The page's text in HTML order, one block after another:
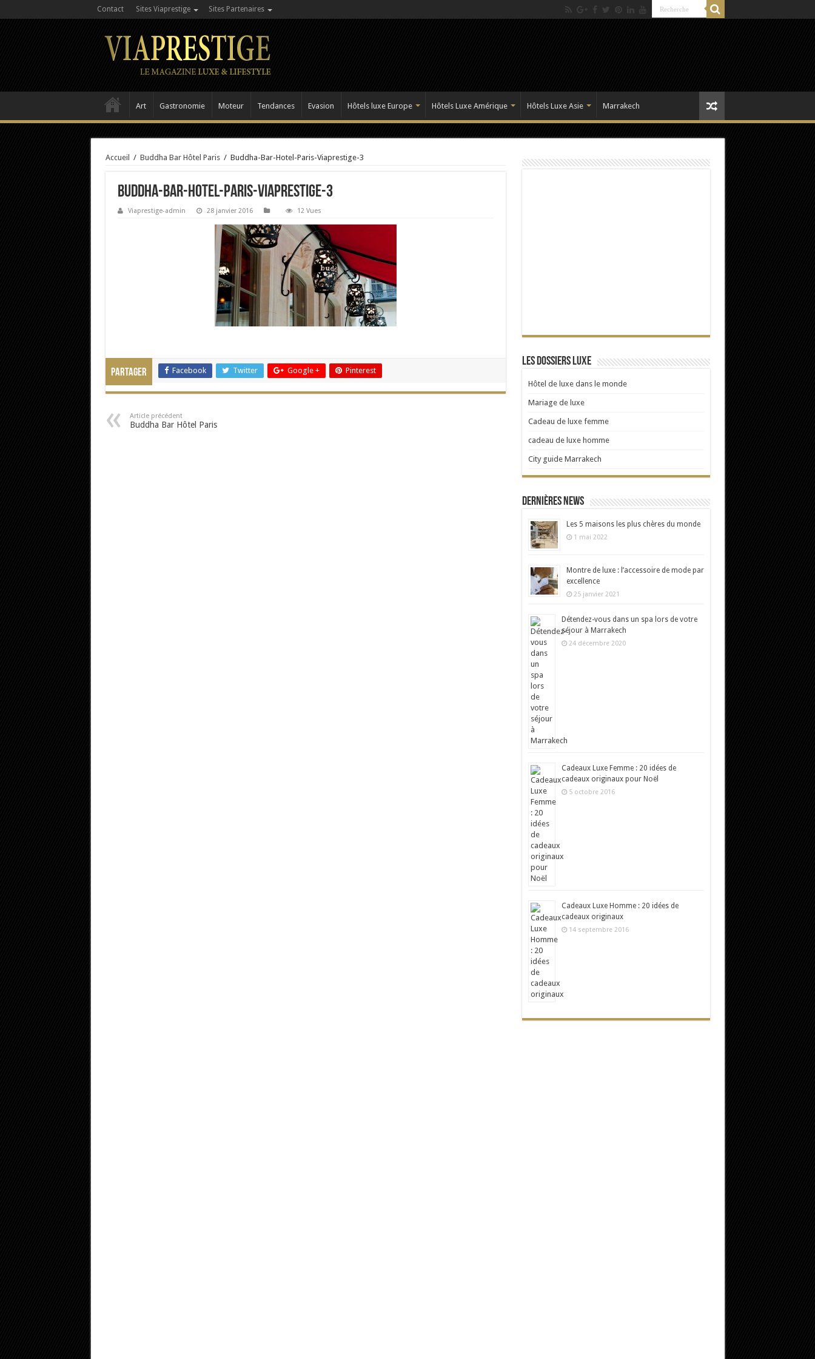
Contact Sites Viaprestige Sites Partenaires
Art Gastronomie Moteur Tendances Evasion Hôtels luxe Europe Hôtels Luxe Amérique Hôtels Luxe Asie Marrakech
Accueil / Buddha Bar Hôtel Paris / Buddha-Bar-Hotel-Paris-Viaprestige-3
Buddha-Bar-Hotel-Paris-Viaprestige-3
Viaprestige-admin 28 janvier 2016 12 Vues
Partager Facebook Twitter Google + Pinterest
Article précédent
Buddha Bar Hôtel Paris
Les dossiers Luxe
Hôtel de luxe dans le monde
Mariage de luxe
Cadeau de luxe femme
cadeau de luxe homme
City guide Marrakech
Dernières news
Les 5 maisons les plus chères du monde
1 mai 2022
Montre de luxe : l’accessoire de mode par
excellence
25 janvier 2021
Détendez-vous dans un spa lors de votre
séjour à Marrakech
24 décembre 2020
Cadeaux Luxe Femme : 20 idées de
cadeaux originaux pour Noël
5 octobre 2016
Cadeaux Luxe Homme : 20 idées de
cadeaux originaux
14 septembre 2016